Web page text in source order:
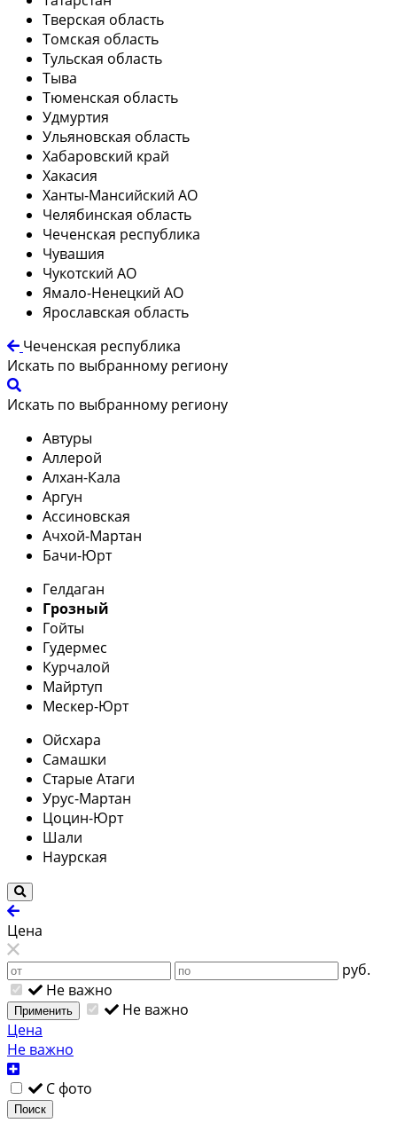
Тверская область
Томская область
Тульская область
Тыва
Тюменская область
Удмуртия
Ульяновская область
Хабаровский край
Хакасия
Ханты-Мансийский АО
Челябинская область
Чеченская республика
Чувашия
Чукотский АО
Ямало-Ненецкий АО
Ярославская область
Чеченская республика
Искать по выбранному региону
Искать по выбранному региону
Автуры
Аллерой
Алхан-Кала
Аргун
Ассиновская
Ачхой-Мартан
Бачи-Юрт
Гелдаган
Грозный
Гойты
Гудермес
Курчалой
Майртуп
Мескер-Юрт
Ойсхара
Самашки
Старые Атаги
Урус-Мартан
Цоцин-Юрт
Шали
Наурская
Цена
руб.
Не важно
Применить
Не важно
Цена
Не важно
С фото
Поиск